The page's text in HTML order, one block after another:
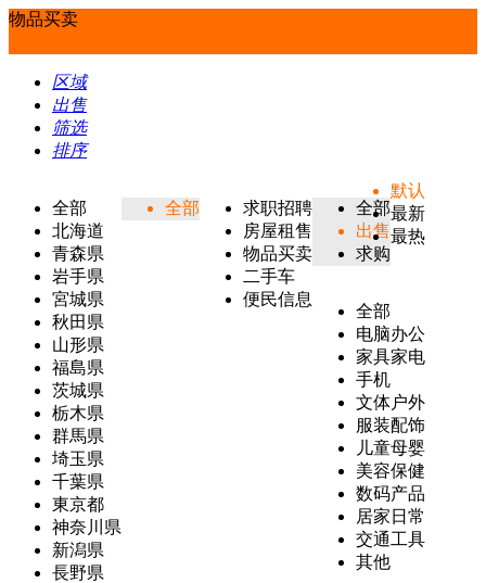
物品买卖
区域
出售
筛选
排序
全部
北海道
青森県
岩手県
宮城県
秋田県
山形県
福島県
茨城県
栃木県
群馬県
埼玉県
千葉県
東京都
神奈川県
新潟県
長野県
全部
求职招聘
房屋租售
物品买卖
二手车
便民信息
全部
出售
求购
全部
电脑办公
家具家电
手机
文体户外
服装配饰
儿童母婴
美容保健
数码产品
居家日常
交通工具
其他
默认
最新
最热